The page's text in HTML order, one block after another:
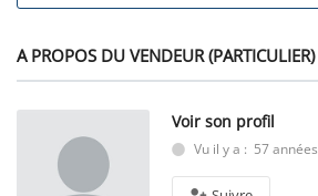
A PROPOS DU VENDEUR (PARTICULIER)
Voir son profil
Vu il y a : 57 années